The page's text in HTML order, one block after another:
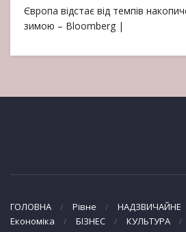
Європа відстає від темпів
зимою – Bloomberg |
ГОЛОВНА Рівне НАДЗВИЧАЙНЕ
Економіка
БІЗНЕС КУЛЬТУРА